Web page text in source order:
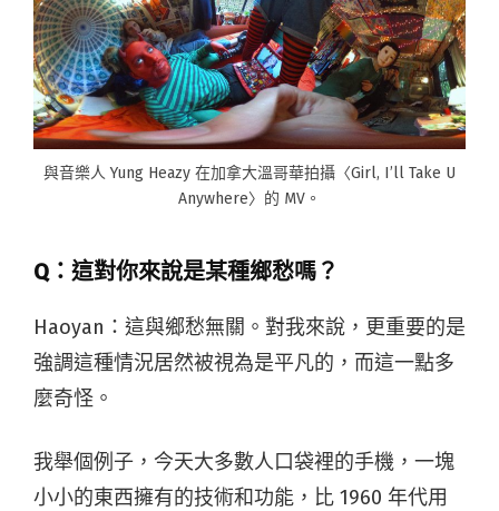
與音樂人 Yung Heazy 在加拿大溫哥華拍攝〈Girl, I’ll Take U
Anywhere〉的 MV。
Q：這對你來說是某種鄉愁嗎？
Haoyan： 這與鄉愁無關。對我來說，更重要的是
強調這種情況居然被視為是平凡的，而這一點多
麼奇怪。
我舉個例子，今天大多數人口袋裡的手機，一塊
小小的東西擁有的技術和功能，比 1960 年代用